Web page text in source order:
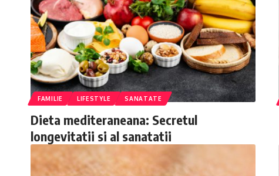
FAMILIE LIFESTYLE SANATATE
Dieta mediteraneana: Secretul
longevitatii si al sanatatii